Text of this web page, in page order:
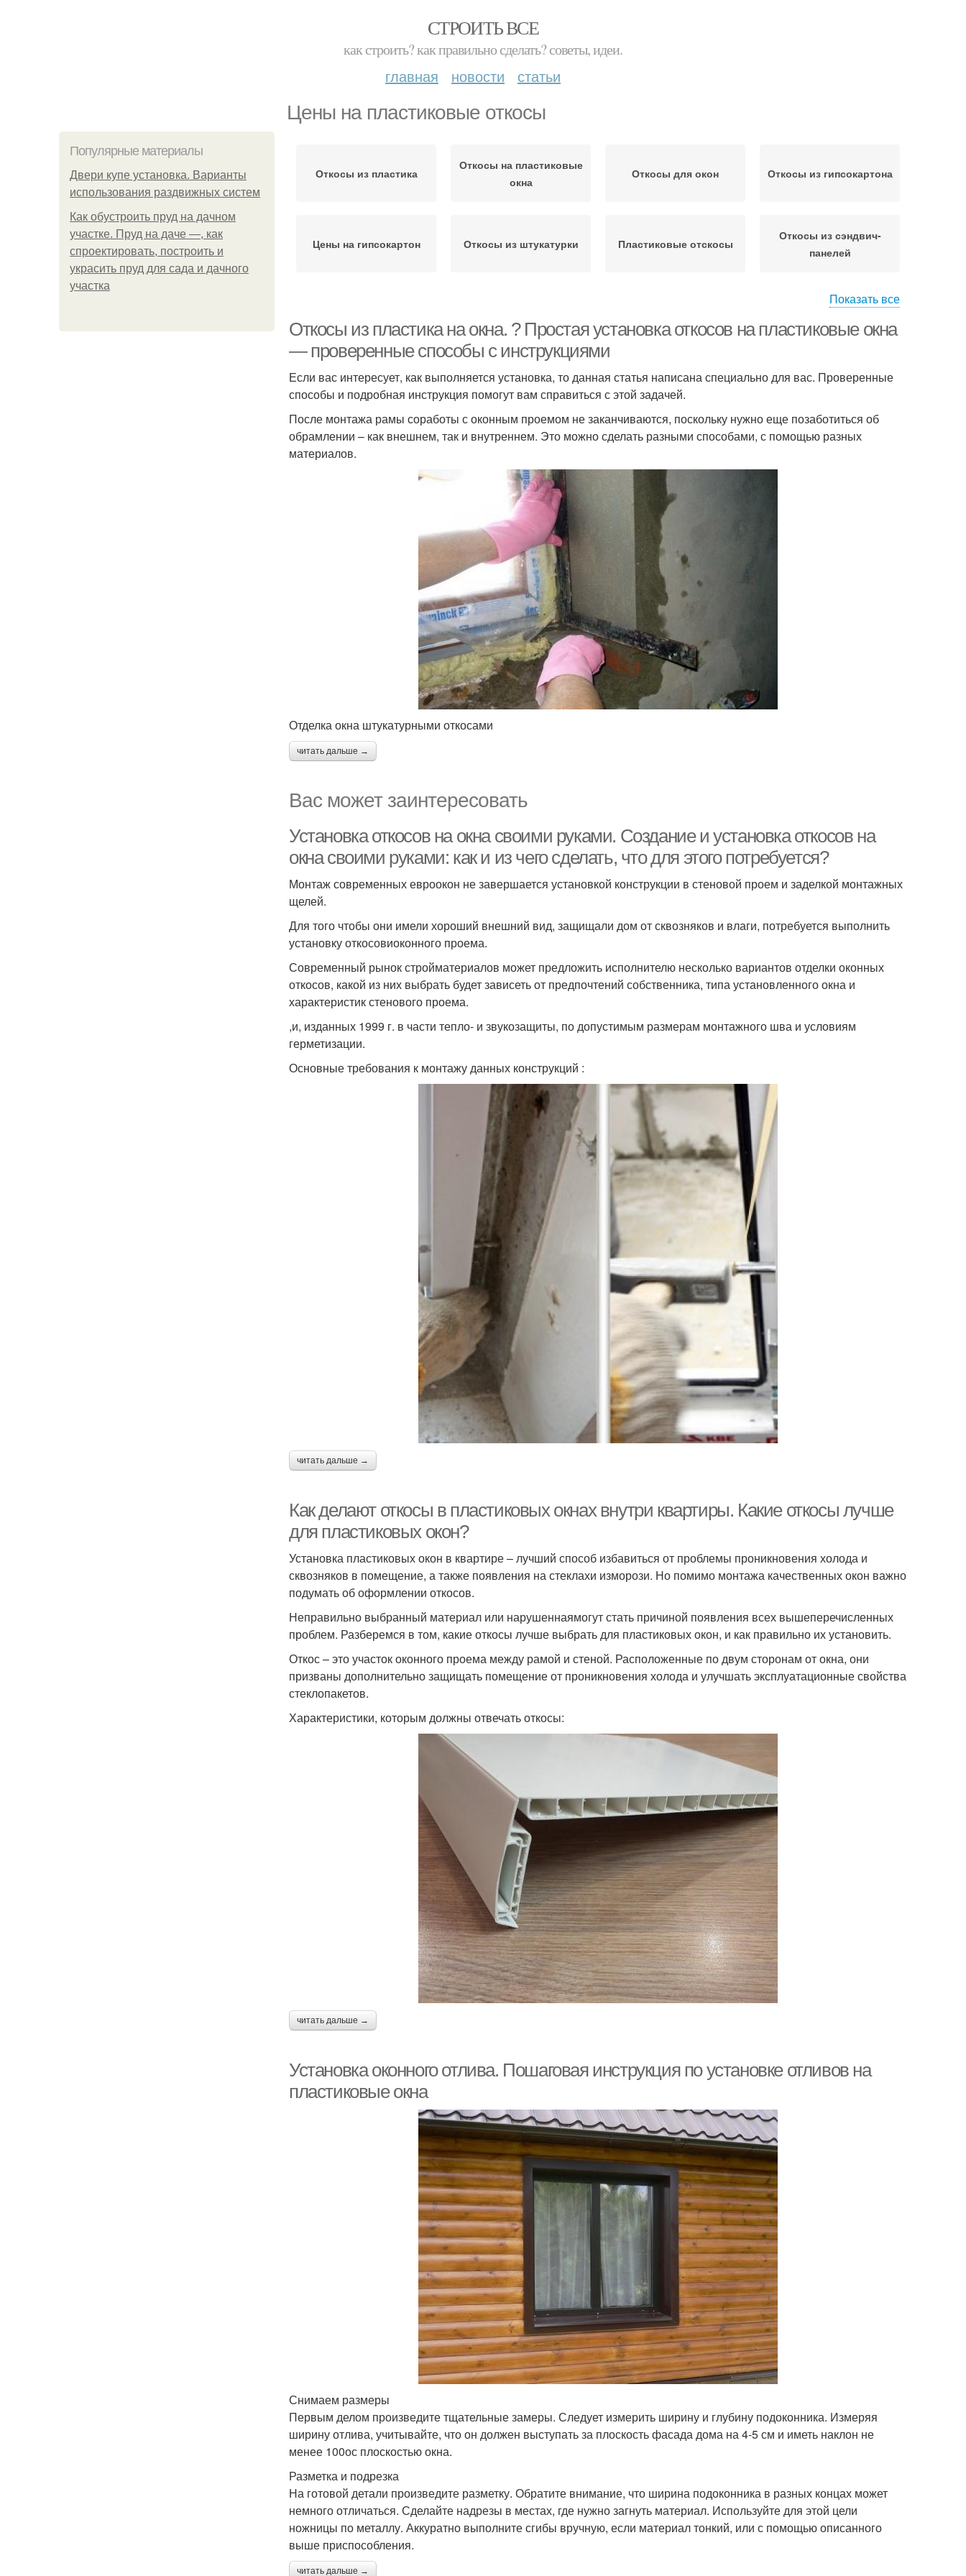
СТРОИТЬ ВСЕ
как строить? как правильно сделать? советы, идеи.
главная новости статьи
Цены на пластиковые откосы
Популярные материалы
Двери купе установка. Варианты
использования раздвижных систем
Как обустроить пруд на дачном
участке. Пруд на даче —, как
спроектировать, построить и
украсить пруд для сада и дачного
участка
Откосы из пластика
Откосы на пластиковые
окна
Откосы для окон Откосы из гипсокартона
Цены на гипсокартон Откосы из штукатурки Пластиковые отскосы
Откосы из сэндвич-
панелей
панели
Откосы на окна Внутренние откосы
Откосы для
пластиковых окон
Пластиковые откосы
Показать все
Откосы из пластика на окна. ? Простая установка откосов на пластиковые окна
— проверенные способы с инструкциями
Если вас интересует, как выполняется установка, то данная статья написана специально для вас. Проверенные
способы и подробная инструкция помогут вам справиться с этой задачей.
После монтажа рамы соработы с оконным проемом не заканчиваются, поскольку нужно еще позаботиться об
обрамлении – как внешнем, так и внутреннем. Это можно сделать разными способами, с помощью разных
материалов.
Отделка окна штукатурными откосами
читать дальше →
Вас может заинтересовать
Установка откосов на окна своими руками. Создание и установка откосов на
окна своими руками: как и из чего сделать, что для этого потребуется?
Монтаж современных евроокон не завершается установкой конструкции в стеновой проем и заделкой монтажных
щелей.
Для того чтобы они имели хороший внешний вид, защищали дом от сквозняков и влаги, потребуется выполнить
установку откосовиоконного проема.
Современный рынок стройматериалов может предложить исполнителю несколько вариантов отделки оконных
откосов, какой из них выбрать будет зависеть от предпочтений собственника, типа установленного окна и
характеристик стенового проема.
,и, изданных 1999 г. в части тепло- и звукозащиты, по допустимым размерам монтажного шва и условиям
герметизации.
Основные требования к монтажу данных конструкций :
читать дальше →
Как делают откосы в пластиковых окнах внутри квартиры. Какие откосы лучше
для пластиковых окон?
Установка пластиковых окон в квартире – лучший способ избавиться от проблемы проникновения холода и
сквозняков в помещение, а также появления на стеклахи изморози. Но помимо монтажа качественных окон важно
подумать об оформлении откосов.
Неправильно выбранный материал или нарушеннаямогут стать причиной появления всех вышеперечисленных
проблем. Разберемся в том, какие откосы лучше выбрать для пластиковых окон, и как правильно их установить.
Откос – это участок оконного проема между рамой и стеной. Расположенные по двум сторонам от окна, они
призваны дополнительно защищать помещение от проникновения холода и улучшать эксплуатационные свойства
стеклопакетов.
Характеристики, которым должны отвечать откосы:
читать дальше →
Установка оконного отлива. Пошаговая инструкция по установке отливов на
пластиковые окна
Снимаем размеры
Первым делом произведите тщательные замеры. Следует измерить ширину и глубину подоконника. Измеряя
ширину отлива, учитывайте, что он должен выступать за плоскость фасада дома на 4-5 см и иметь наклон не
менее 100ос плоскостью окна.
Разметка и подрезка
На готовой детали произведите разметку. Обратите внимание, что ширина подоконника в разных концах может
немного отличаться. Сделайте надрезы в местах, где нужно загнуть материал. Используйте для этой цели
ножницы по металлу. Аккуратно выполните сгибы вручную, если материал тонкий, или с помощью описанного
выше приспособления.
читать дальше →